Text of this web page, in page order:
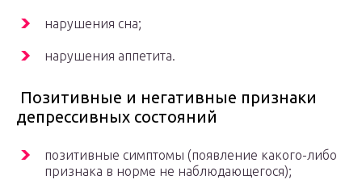
нарушения сна;
нарушения аппетита.
Позитивные и негативные признаки
депрессивных состояний
позитивные симптомы (появление какого-либо
признака в норме не наблюдающегося);